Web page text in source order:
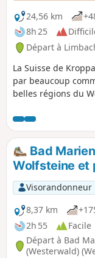
24,56 km
8h 25
Départ à
La Suisse de
par beaucoup
belles régions du
paradis naturel
Wissen. Il passe
Lauterbach, la
Weltende » (la fin
avoir admiré la vue
Ley », on arrive au
Westerwald, puis
en passant par le
le sentier sauvage
grottes de Heunig.
Bad
Wolfsteine et
Visorandonneur
8,37 km
2h 55
Facile
Départ à Bad
(Westerwald)